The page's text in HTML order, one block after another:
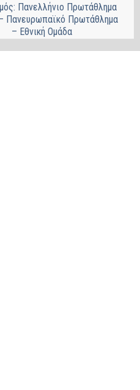
Πανελλήνιο Πρωτάθλημα
Πανευρωπαϊκό Πρωτάθλημα
– Εθνική Ομάδα